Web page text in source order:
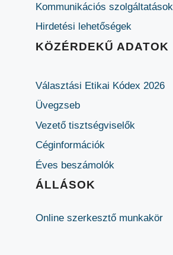
Kommunikációs szolgáltatások
Hirdetési lehetőségek
KÖZÉRDEKŰ ADATOK
Választási Etikai Kódex 2026
Üvegzseb
Vezető tisztségviselők
Céginformációk
Éves beszámolók
ÁLLÁSOK
Online szerkesztő munkakör